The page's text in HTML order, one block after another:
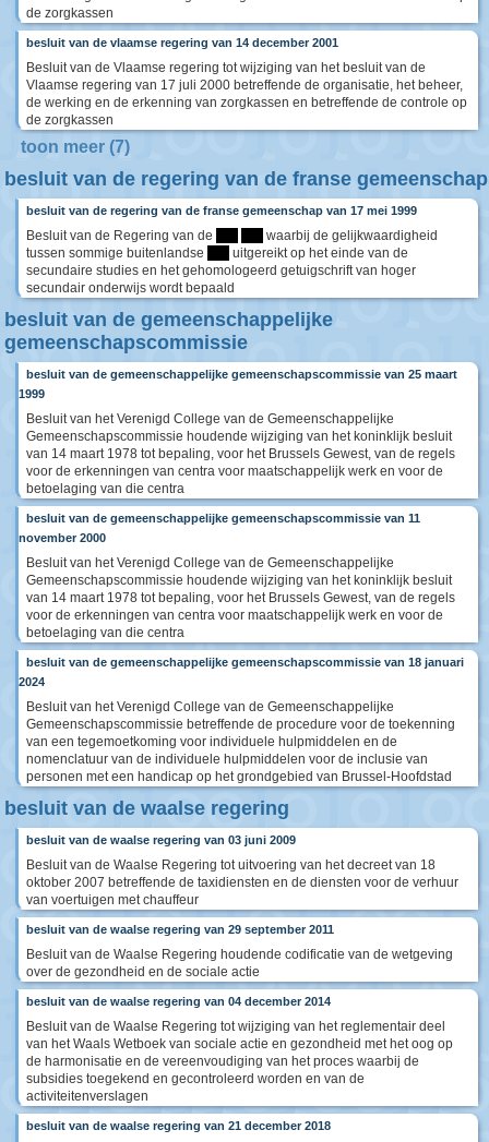
de zorgkassen
besluit van de vlaamse regering van 14 december 2001
Besluit van de Vlaamse regering tot wijziging van het besluit van de
Vlaamse regering van 17 juli 2000 betreffende de organisatie, het beheer,
de werking en de erkenning van zorgkassen en betreffende de controle op
de zorgkassen
toon meer (7)
besluit van de regering van de franse gemeenschap
besluit van de regering van de franse gemeenschap van 17 mei 1999
Besluit van de Regering van de
waarbij de gelijkwaardigheid
tussen sommige buitenlandse
uitgereikt op het einde van de
secundaire studies en het gehomologeerd getuigschrift van hoger
secundair onderwijs wordt bepaald
besluit van de gemeenschappelijke
gemeenschapscommissie
besluit van de gemeenschappelijke gemeenschapscommissie van 25 maart
1999
Besluit van het Verenigd College van de Gemeenschappelijke
Gemeenschapscommissie houdende wijziging van het koninklijk besluit
van 14 maart 1978 tot bepaling, voor het Brussels Gewest, van de regels
voor de erkenningen van centra voor maatschappelijk werk en voor de
betoelaging van die centra
besluit van de gemeenschappelijke gemeenschapscommissie van 11
november 2000
Besluit van het Verenigd College van de Gemeenschappelijke
Gemeenschapscommissie houdende wijziging van het koninklijk besluit
van 14 maart 1978 tot bepaling, voor het Brussels Gewest, van de regels
voor de erkenningen van centra voor maatschappelijk werk en voor de
betoelaging van die centra
besluit van de gemeenschappelijke gemeenschapscommissie van 18 januari
2024
Besluit van het Verenigd College van de Gemeenschappelijke
Gemeenschapscommissie betreffende de procedure voor de toekenning
van een tegemoetkoming voor individuele hulpmiddelen en de
nomenclatuur van de individuele hulpmiddelen voor de inclusie van
personen met een handicap op het grondgebied van Brussel-Hoofdstad
besluit van de waalse regering
besluit van de waalse regering van 03 juni 2009
Besluit van de Waalse Regering tot uitvoering van het decreet van 18
oktober 2007 betreffende de taxidiensten en de diensten voor de verhuur
van voertuigen met chauffeur
besluit van de waalse regering van 29 september 2011
Besluit van de Waalse Regering houdende codificatie van de wetgeving
over de gezondheid en de sociale actie
besluit van de waalse regering van 04 december 2014
Besluit van de Waalse Regering tot wijziging van het reglementair deel
van het Waals Wetboek van sociale actie en gezondheid met het oog op
de harmonisatie en de vereenvoudiging van het proces waarbij de
subsidies toegekend en gecontroleerd worden en van de
activiteitenverslagen
besluit van de waalse regering van 21 december 2018